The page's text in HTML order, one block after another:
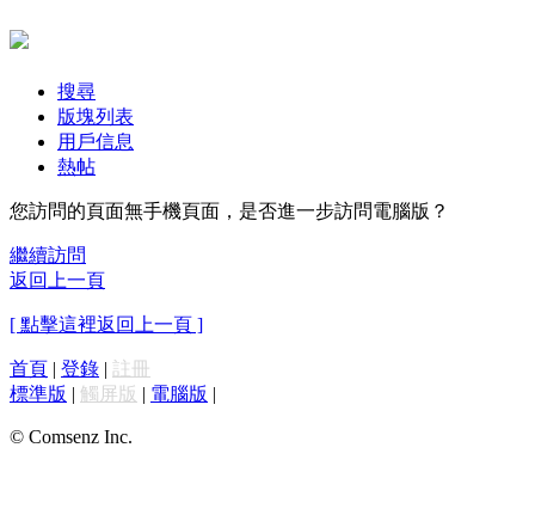
搜尋
版塊列表
用戶信息
熱帖
您訪問的頁面無手機頁面，是否進一步訪問電腦版？
繼續訪問
返回上一頁
[ 點擊這裡返回上一頁 ]
首頁 | 登錄 | 註冊
標準版 | 觸屏版 | 電腦版 |
© Comsenz Inc.